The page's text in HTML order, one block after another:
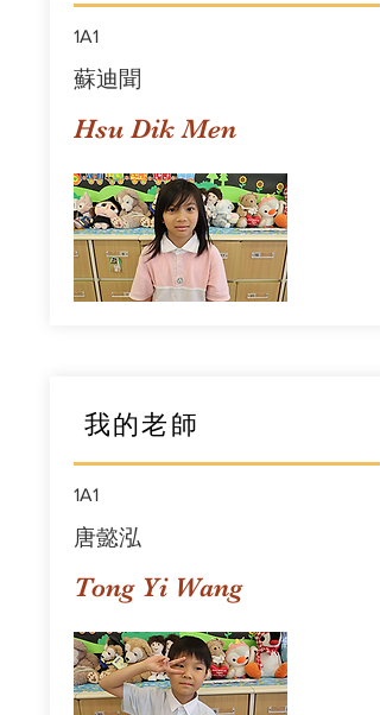
1A1
蘇迪聞
Hsu Dik Men
我的老師
1A1
唐懿泓
Tong Yi Wang